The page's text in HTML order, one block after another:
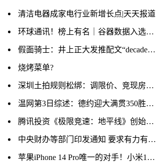
清洁电器成家电行业新增长点|天天报道
环球通讯！榜上有名｜谷器数据入选2023工业互联网500强榜单
假面骑士：井上正大发推配文“decade”，或将开启帝骑复活赛？粉丝说不要拍出21神主了 当前热点
烧烤菜单?
深圳土拍规则松绑：调限价、竞现房、不竞“保”
温网第3日综述：德约迎大满贯350胜，张帅惨遭巡回赛12连败 每日头条
腾讯投资《极限竞速：地平线》创始人新工作室 打造全新3A 当前关注
中央财办等部门印发通知 要求有力有序有效推广“千万工程”经验
苹果iPhone 14 Pro唯一的对手！小米13官网的评价数已破百万|环球播资讯